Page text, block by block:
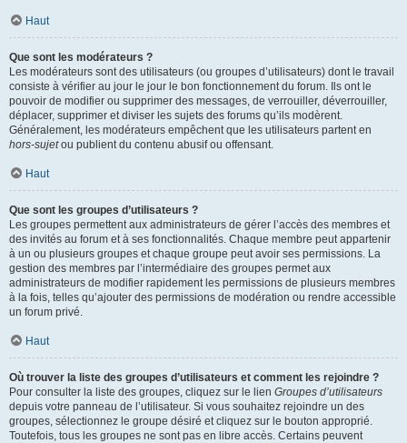
Haut
Que sont les modérateurs ?
Les modérateurs sont des utilisateurs (ou groupes d’utilisateurs) dont le travail
consiste à vérifier au jour le jour le bon fonctionnement du forum. Ils ont le
pouvoir de modifier ou supprimer des messages, de verrouiller, déverrouiller,
déplacer, supprimer et diviser les sujets des forums qu’ils modèrent.
Généralement, les modérateurs empêchent que les utilisateurs partent en
hors-sujetou publient du contenu abusif ou offensant.
Haut
Que sont les groupes d’utilisateurs ?
Les groupes permettent aux administrateurs de gérer l’accès des membres et
des invités au forum et à ses fonctionnalités. Chaque membre peut appartenir
à un ou plusieurs groupes et chaque groupe peut avoir ses permissions. La
gestion des membres par l’intermédiaire des groupes permet aux
administrateurs de modifier rapidement les permissions de plusieurs membres
à la fois, telles qu’ajouter des permissions de modération ou rendre accessible
un forum privé.
Haut
Où trouver la liste des groupes d’utilisateurs et comment les rejoindre ?
Pour consulter la liste des groupes, cliquez sur le lien Groupes d’utilisateurs
depuis votre panneau de l’utilisateur. Si vous souhaitez rejoindre un des
groupes, sélectionnez le groupe désiré et cliquez sur le bouton approprié.
Toutefois, tous les groupes ne sont pas en libre accès. Certains peuvent